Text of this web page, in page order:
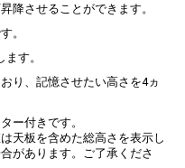
降させることができます。
。
す。
り、記憶させたい高さを4ヵ
ー付きです。
天板を含めた総高さを表示し
があります。ご了承くださ